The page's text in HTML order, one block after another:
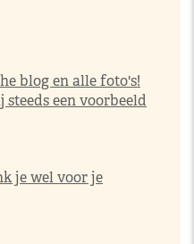
blog en alle foto's!
een voorbeeld
je wel voor je